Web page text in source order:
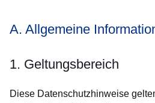
A. Allgemeine
1. Geltungsbereich
Diese Datenschutzhinweise